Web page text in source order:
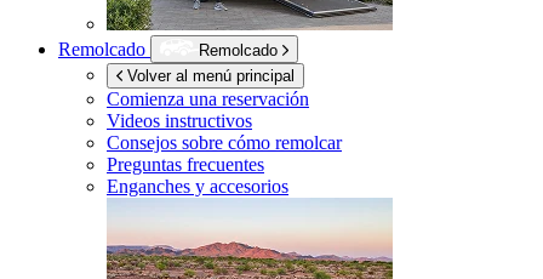
Remolcado
Remolcado
Volver al menú principal
Comienza una reservación
Videos instructivos
Consejos sobre cómo remolcar
Preguntas frecuentes
Enganches y accesorios